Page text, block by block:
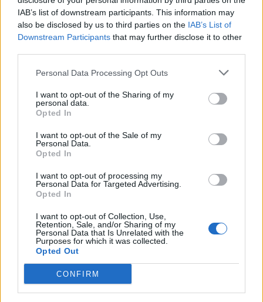
IAB’s list of downstream participants. This information may
also be disclosed by us to third parties on the IAB’s List of
Downstream Participants that may further disclose it to other
Personal Data Processing Opt Outs
I want to opt-out of the Sharing of my
personal data.
Opted In
I want to opt-out of the Sale of my
Personal Data.
Opted In
I want to opt-out of processing my
Personal Data for Targeted Advertising.
Opted In
I want to opt-out of Collection, Use,
Retention, Sale, and/or Sharing of my
Personal Data that Is Unrelated with the
Purposes for which it was collected.
Opted Out
CONFIRM
Esim for Global|Esim for Europe|Esim for Caribbean
Esim for USA|
for Turkey|Esim for Germany|Esim for Greece|Esim
for Asia
Esim for World Cup 2026
Arabia|Esim for Egypt|Esim for United Arab